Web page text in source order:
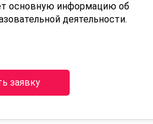
основную информацию об
деятельности.
заявку